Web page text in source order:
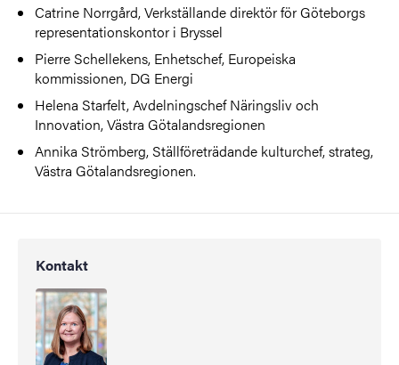
Catrine Norrgård, Verkställande direktör för Göteborgs
representationskontor i Bryssel
Pierre Schellekens, Enhetschef, Europeiska
kommissionen, DG Energi
Helena Starfelt, Avdelningschef Näringsliv och
Innovation, Västra Götalandsregionen
Annika Strömberg, Ställföreträdande kulturchef, strateg,
Västra Götalandsregionen.
Kontakt